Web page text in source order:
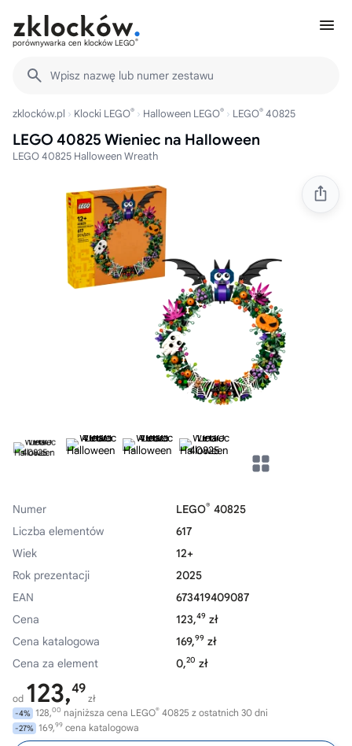
porównywarka cen klocków LEGO®
Wpisz nazwę lub numer zestawu
zklocków.pl Klocki LEGO® Halloween LEGO® LEGO® 40825
LEGO 40825 Wieniec na Halloween
LEGO 40825 Halloween Wreath
Numer LEGO® 40825
Liczba elementów
617
Wiek
12+
Rok prezentacji
2025
EAN
673419409087
Cena
123,49 zł
Cena katalogowa
169,99 zł
Cena za element
0,20 zł
od 123,49
zł
-4% 128,00 najniższa cena LEGO® 40825 z ostatnich 30 dni
-27% 169,99 cena katalogowa